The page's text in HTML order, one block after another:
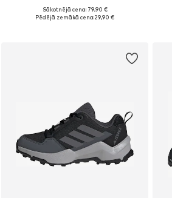
Pieejams daudzos izmēros
Sākotnējā cena: 79,90 €
Pēdējā zemākā cena:29,90 €